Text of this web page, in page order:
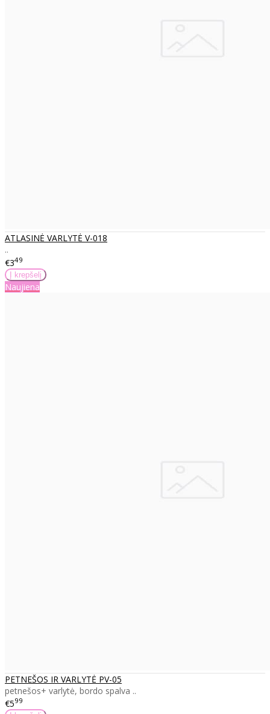
ATLASINĖ VARLYTĖ V-018
..
€349
Naujiena
PETNEŠOS IR VARLYTĖ PV-05
petnešos+ varlytė, bordo spalva ..
€599